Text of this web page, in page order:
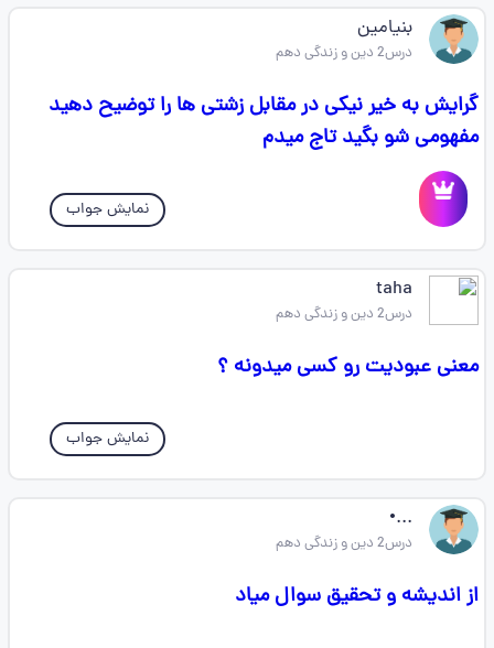
بنیامین
درس2 دین و زندگی دهم
گرایش به خیر نیکی در مقابل زشتی ها را توضیح دهید
مفهومی شو بگید تاج میدم
نمایش جواب
taha
درس2 دین و زندگی دهم
معنی عبودیت رو کسی میدونه ؟
نمایش جواب
...•
درس2 دین و زندگی دهم
از اندیشه و تحقیق سوال میاد